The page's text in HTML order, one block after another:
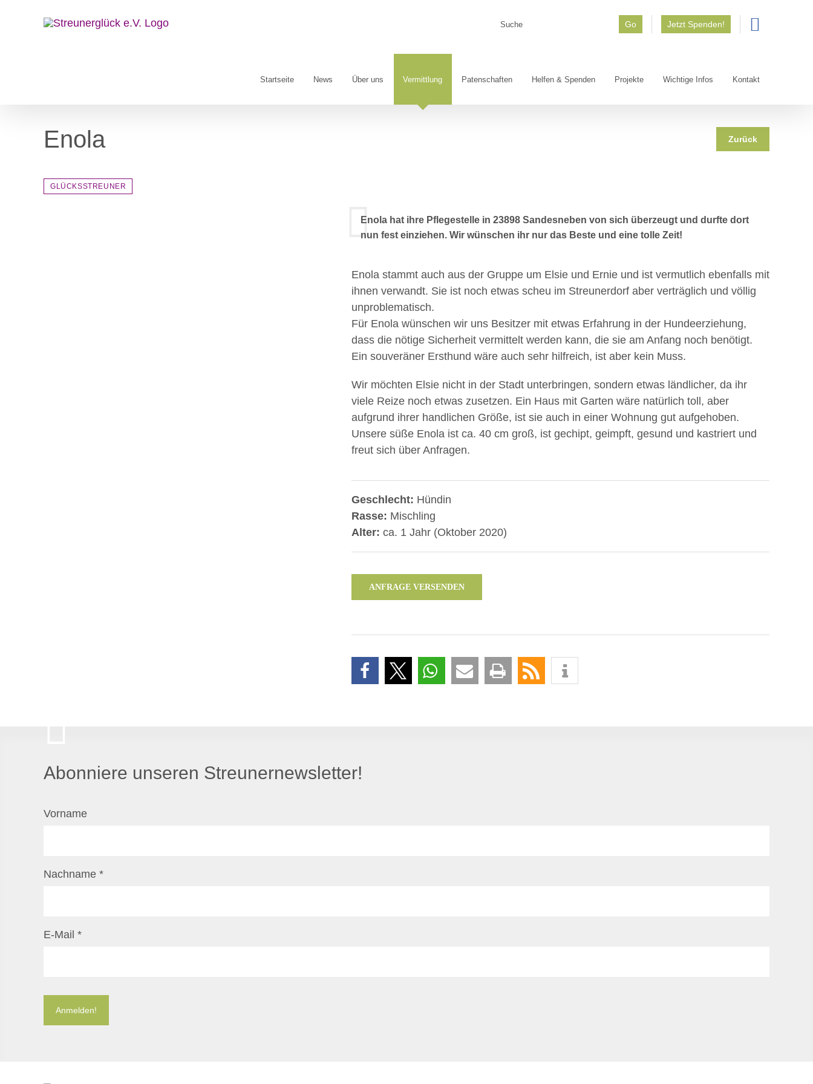
Go Jetzt Spenden!
Startseite News Über uns Vermittlung Patenschaften Helfen & Spenden Projekte Wichtige Infos Kontakt
Enola Zurück
GLÜCKSSTREUNER
Enola hat ihre Pflegestelle in 23898 Sandesneben von sich überzeugt und durfte dort
nun fest einziehen. Wir wünschen ihr nur das Beste und eine tolle Zeit!
Enola stammt auch aus der Gruppe um Elsie und Ernie und ist vermutlich ebenfalls mit
ihnen verwandt. Sie ist noch etwas scheu im Streunerdorf aber verträglich und völlig
unproblematisch.
Für Enola wünschen wir uns Besitzer mit etwas Erfahrung in der Hundeerziehung,
dass die nötige Sicherheit vermittelt werden kann, die sie am Anfang noch benötigt.
Ein souveräner Ersthund wäre auch sehr hilfreich, ist aber kein Muss.
Wir möchten Elsie nicht in der Stadt unterbringen, sondern etwas ländlicher, da ihr
viele Reize noch etwas zusetzen. Ein Haus mit Garten wäre natürlich toll, aber
aufgrund ihrer handlichen Größe, ist sie auch in einer Wohnung gut aufgehoben.
Unsere süße Enola ist ca. 40 cm groß, ist gechipt, geimpft, gesund und kastriert und
freut sich über Anfragen.
Geschlecht: Hündin
Rasse: Mischling
Alter: ca. 1 Jahr (Oktober 2020)
ANFRAGE VERSENDEN
Abonniere unseren Streunernewsletter!
Vorname
Nachname *
E-Mail *